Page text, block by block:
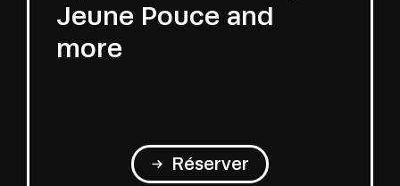
Jeune Pouce and
more
Réserver